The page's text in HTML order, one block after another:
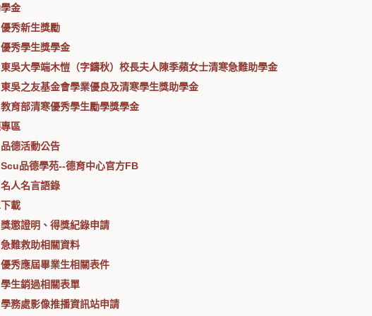
金
優秀新生獎勵
優秀學生獎學金
東吳大學端木愷（字鑄秋）校長夫人陳季蘋女士清寒急難助學金
東吳之友基金會學業優良及清寒學生獎助學金
教育部清寒優秀學生勵學獎學金
區
品德活動公告
Scu品德學苑--德育中心官方FB
名人名言語錄
載
獎懲證明、得獎紀錄申請
急難救助相關資料
優秀應屆畢業生相關表件
學生銷過相關表單
學務處影像推播資訊站申請